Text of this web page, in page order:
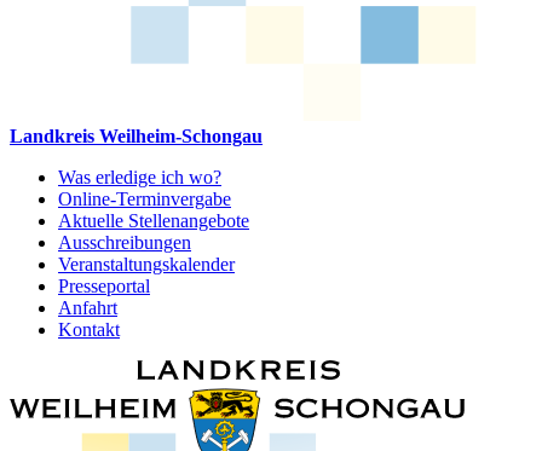
Landkreis Weilheim-Schongau
Was erledige ich wo?
Online-Terminvergabe
Aktuelle Stellenangebote
Ausschreibungen
Veranstaltungskalender
Presseportal
Anfahrt
Kontakt